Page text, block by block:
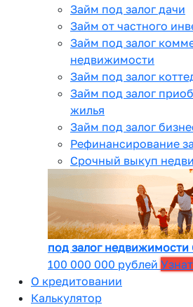
Займ под залог дачи
Займ от частного
Займ под залог
недвижимости
Займ под залог
Займ под залог
жилья
Займ под залог
Рефинансирование
Срочный выкуп
под залог недвижимости
100 000 000 рублей
О кредитовании
Калькулятор